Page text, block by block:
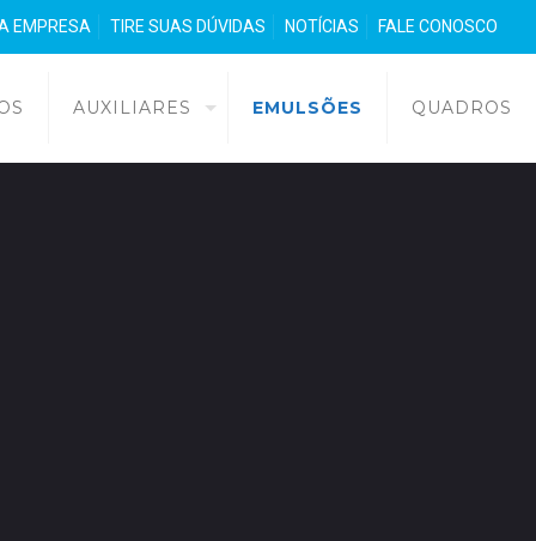
EMPRESA TIRE SUAS DÚVIDAS NOTÍCIAS FALE CONOSCO
AUXILIARES EMULSÕES QUADROS